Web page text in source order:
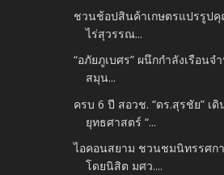
ชวนช้อปสินค้าเกษตรแปรรูป
ไร่สุวรรณ...
“อภัยภูเบศร” ผนึกกำลังเรือน
สมุน...
ครบ 6 ปี สอวช. “ดร.สุรชัย” เ
ยุทธศาสตร์ “...
ไอคอนสยาม ชวนชมนิทรรศก
โดยนิสิต มศว....